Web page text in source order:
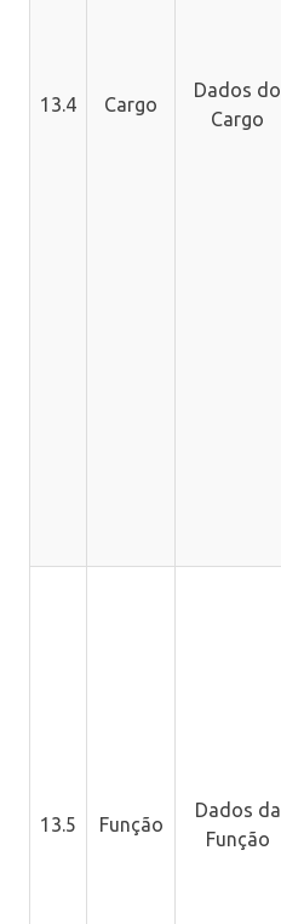
13.4 Cargo
Dados do
Cargo
13.5 Função
Dados da
Função